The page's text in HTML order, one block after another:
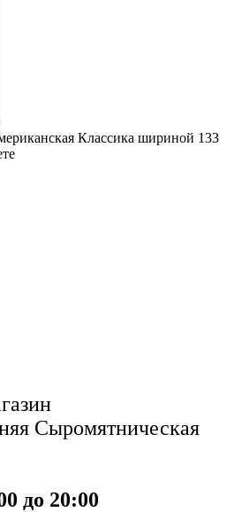
Классика шириной 133
Сыромятническая
до 20:00